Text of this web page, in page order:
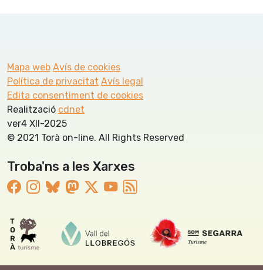
Mapa web Avís de cookies
Política de privacitat Avís legal
Edita consentiment de cookies
Realització cdnet
ver4 XII-2025
© 2021 Torà on-line. All Rights Reserved
Troba'ns a les Xarxes